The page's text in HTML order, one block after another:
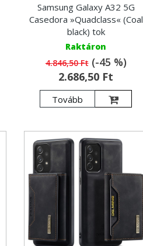
Samsung Galaxy A32 5G
Casedora »Quadclass« (Coal
black) tok
Raktáron
4.846,50 Ft(-45 %)
2.686,50 Ft
Tovább